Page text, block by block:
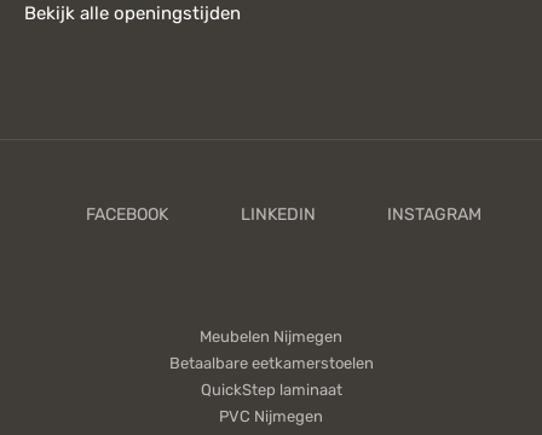
Bekijk alle openingstijden
Meubelen Nijmegen
Betaalbare eetkamerstoelen
QuickStep laminaat
PVC Nijmegen